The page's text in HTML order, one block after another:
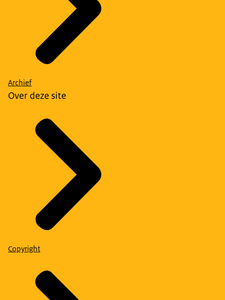
Archief
Over deze site
Copyright